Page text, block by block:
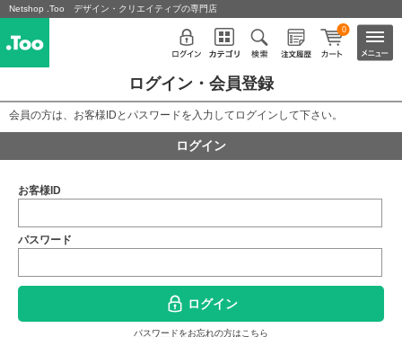
Netshop .Too デザイン・クリエイティブの専門店
0
ログイン・会員登録
会員の方は、お客様IDとパスワードを入力してログインして下さい。
ログイン
お客様ID
パスワード
ログイン
パスワードをお忘れの方はこちら